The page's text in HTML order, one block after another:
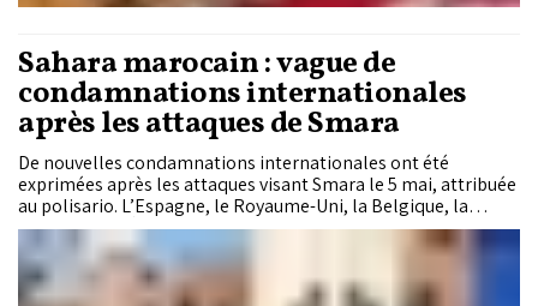
Sahara marocain : vague de
condamnations internationales
après les attaques de Smara
De nouvelles condamnations internationales ont été
exprimées après les attaques visant Smara le 5 mai, attribuée
au polisario. L’Espagne, le Royaume-Uni, la Belgique, la
Jordanie, les Émirats arabes unis, le Bahreïn, l’Arabie
saoudite et le Qatar ont dénoncé ces attaques et appelé à la
poursuite des efforts politiques sous l’égide des Nations
unies.